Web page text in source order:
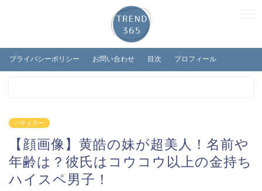
プライバシーポリシー お問い合わせ 目次 プロフィール
バチェラー
【顔画像】黄皓の妹が超美人！名前や
年齢は？彼氏はコウコウ以上の金持ち
ハイスペ男子！